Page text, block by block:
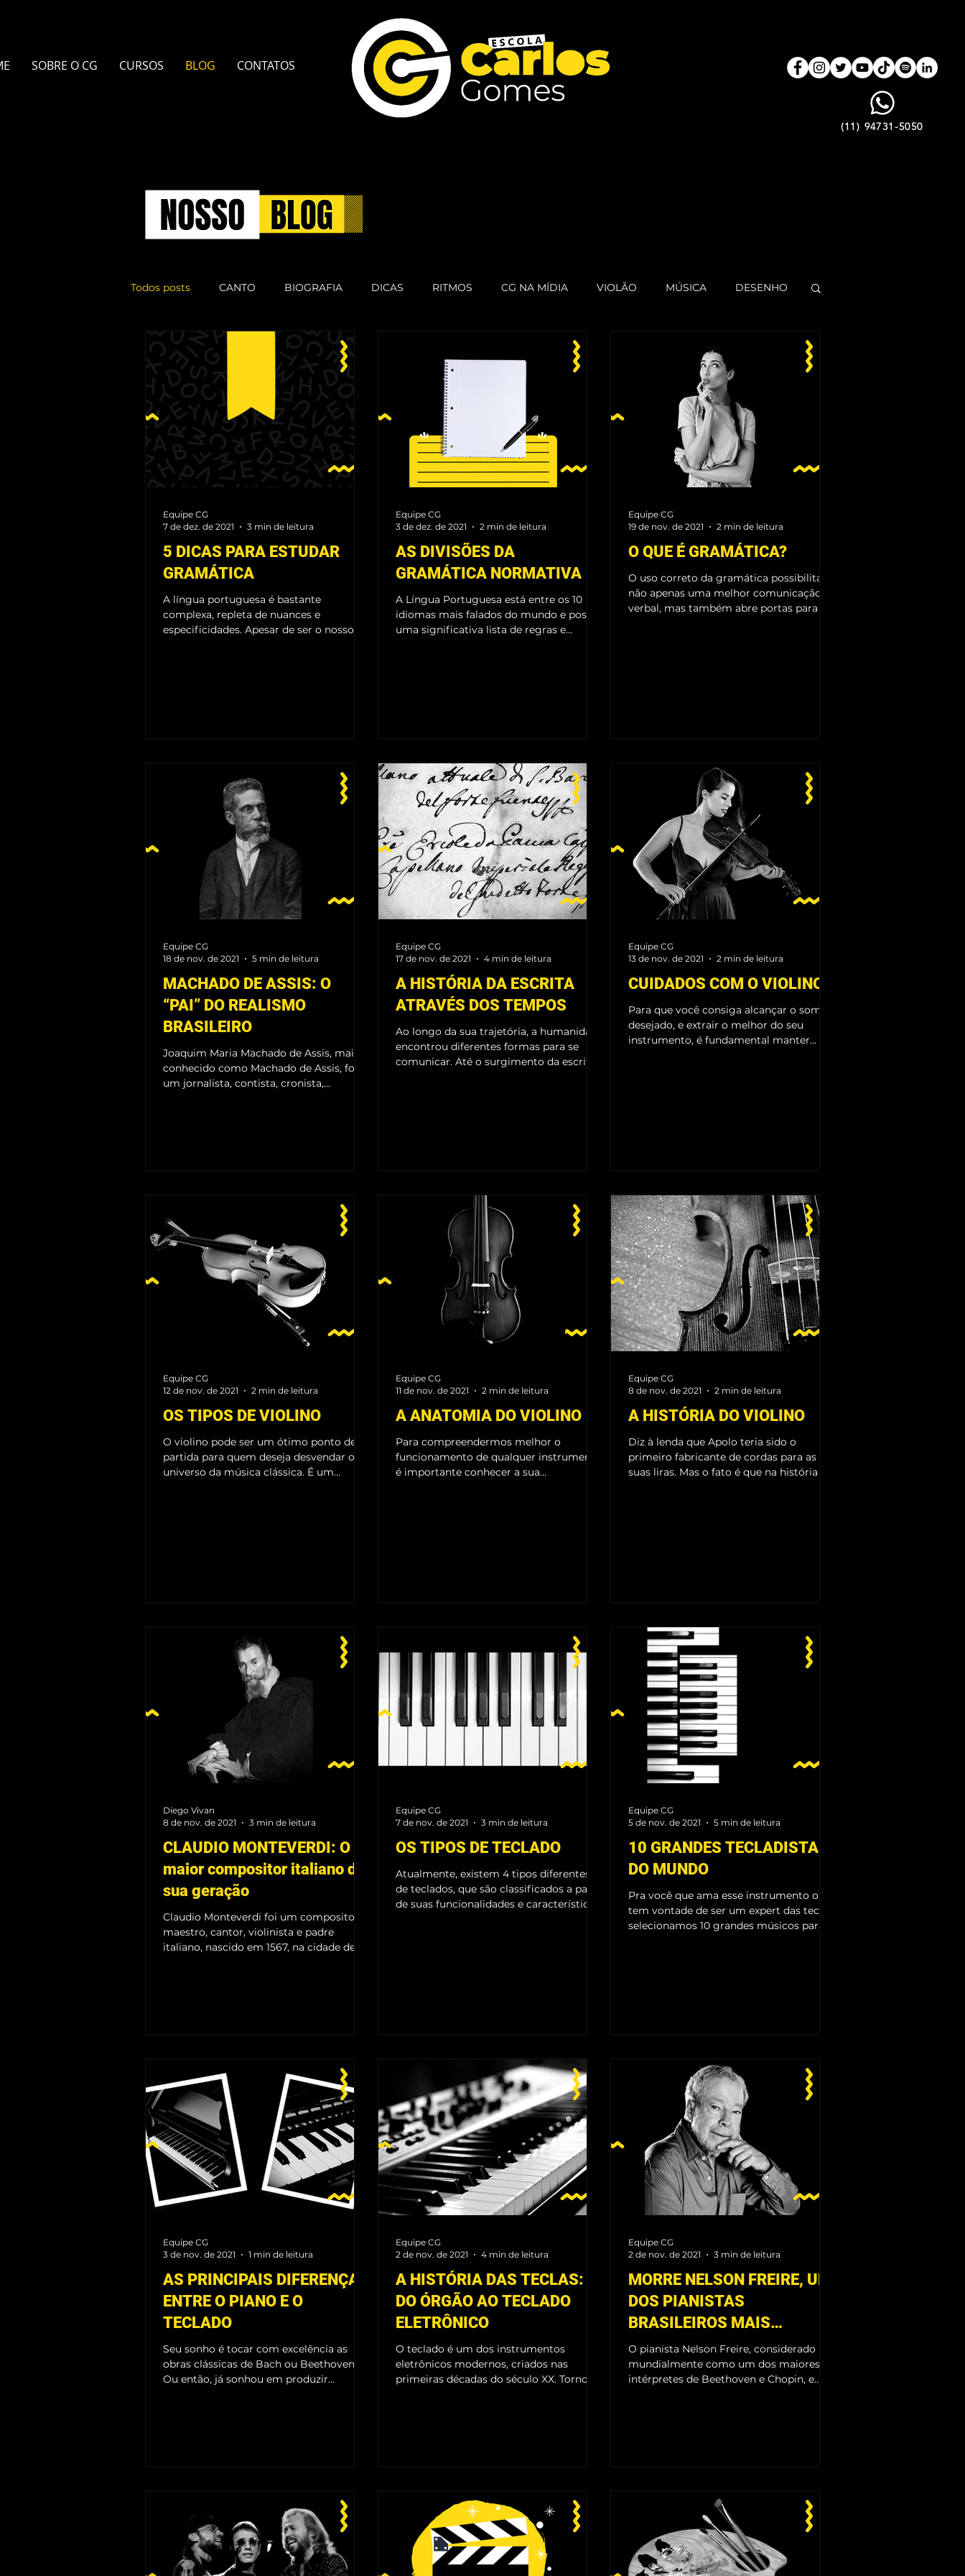
SOBRE O CG CURSOS BLOG CONTATOS
(11) 94731-5050
Todos posts CANTO BIOGRAFIA DICAS RITMOS CG NA MÍDIA VIOLÃO MÚSICA DESENHO
TEATRO PILATES
UKULELÊ PINTURA EM AQUARELA ALFABETIZAÇÃO
5 DICAS PARA ESTUDAR
GRAMÁTICA
A língua portuguesa é bastante
complexa, repleta de nuances e
especificidades. Apesar de ser o nosso
Equipe CG
7 de dez. de 2021
3 min de leitura
AS DIVISÕES DA
GRAMÁTICA NORMATIVA
A Língua Portuguesa está entre os 10
idiomas mais falados do mundo e possui
uma significativa lista de regras e
Equipe CG
3 de dez. de 2021
2 min de leitura
O QUE É GRAMÁTICA?
O uso correto da gramática possibilita
não apenas uma melhor comunicação
verbal, mas também abre portas para o
Equipe CG
19 de nov. de 2021
2 min de leitura
MACHADO DE ASSIS: O
“PAI” DO REALISMO
BRASILEIRO
Joaquim Maria Machado de Assis, mais
conhecido como Machado de Assis, foi
um jornalista, contista, cronista,
Equipe CG
18 de nov. de 2021
5 min de leitura
A HISTÓRIA DA ESCRITA
ATRAVÉS DOS TEMPOS
Ao longo da sua trajetória, a humanidade
encontrou diferentes formas para se
comunicar. Até o surgimento da escrita,
Equipe CG
17 de nov. de 2021
4 min de leitura
CUIDADOS COM O VIOLINO
Para que você consiga alcançar o som
desejado, e extrair o melhor do seu
instrumento, é fundamental manter
Equipe CG
13 de nov. de 2021
2 min de leitura
OS TIPOS DE VIOLINO
O violino pode ser um ótimo ponto de
partida para quem deseja desvendar o
universo da música clássica. É um
Equipe CG
12 de nov. de 2021
2 min de leitura
A ANATOMIA DO VIOLINO
Para compreendermos melhor o
funcionamento de qualquer instrumento,
é importante conhecer a sua
Equipe CG
11 de nov. de 2021
2 min de leitura
A HISTÓRIA DO VIOLINO
Diz à lenda que Apolo teria sido o
primeiro fabricante de cordas para as
suas liras. Mas o fato é que na história da
Equipe CG
8 de nov. de 2021
2 min de leitura
CLAUDIO MONTEVERDI: O
maior compositor italiano de
sua geração
Claudio Monteverdi foi um compositor,
maestro, cantor, violinista e padre
italiano, nascido em 1567, na cidade de
Diego Vivan
8 de nov. de 2021
3 min de leitura
OS TIPOS DE TECLADO
Atualmente, existem 4 tipos diferentes
de teclados, que são classificados a partir
de suas funcionalidades e características
Equipe CG
7 de nov. de 2021
3 min de leitura
10 GRANDES TECLADISTAS
DO MUNDO
Pra você que ama esse instrumento ou
tem vontade de ser um expert das teclas,
selecionamos 10 grandes músicos para
Equipe CG
5 de nov. de 2021
5 min de leitura
AS PRINCIPAIS DIFERENÇAS
ENTRE O PIANO E O
TECLADO
Seu sonho é tocar com excelência as
obras clássicas de Bach ou Beethoven?
Ou então, já sonhou em produzir
Equipe CG
3 de nov. de 2021
1 min de leitura
A HISTÓRIA DAS TECLAS:
DO ÓRGÃO AO TECLADO
ELETRÔNICO
O teclado é um dos instrumentos
eletrônicos modernos, criados nas
primeiras décadas do século XX. Tornou-
Equipe CG
2 de nov. de 2021
4 min de leitura
MORRE NELSON FREIRE, UM
DOS PIANISTAS
BRASILEIROS MAIS
ACLAMADOS DO MUNDO
O pianista Nelson Freire, considerado
mundialmente como um dos maiores
intérpretes de Beethoven e Chopin, e
Equipe CG
2 de nov. de 2021
3 min de leitura